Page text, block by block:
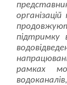
підтримку
рамках